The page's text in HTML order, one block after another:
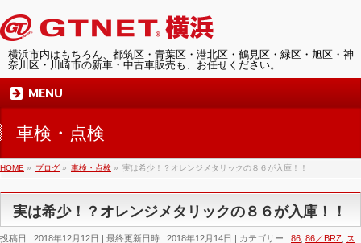
横浜市内はもちろん、都筑区・青葉区・港北区・鶴見区・緑区・旭区・神
奈川区・川崎市の新車・中古車販売も、お任せください。
MENU
車検・点検
HOME » ブログ » 車検・点検 » 実は希少！？オレンジメタリックの８６が入庫！！
実は希少！？オレンジメタリックの８６が入庫！！
投稿日 : 2018年12月12日 最終更新日時 : 2018年12月14日 カテゴリー : 86 86／BRZ ス